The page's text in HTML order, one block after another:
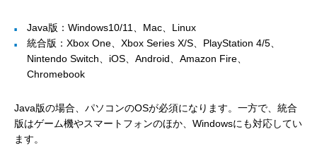
Java版：Windows10/11、Mac、Linux
統合版：Xbox One、Xbox Series X/S、PlayStation 4/5、
Nintendo Switch、iOS、Android、Amazon Fire、
Chromebook
Java版の場合、パソコンのOSが必須になります。一方で、統合
版はゲーム機やスマートフォンのほか、Windowsにも対応してい
ます。